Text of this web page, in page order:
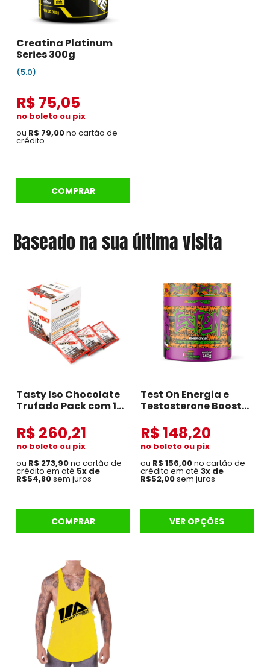
Creatina Platinum
Series 300g
(5.0)
R$ 75,05
no boleto ou pix
ou R$ 79,00no cartão de
crédito
COMPRAR
Baseado na sua última visita
Tasty Iso Chocolate
Trufado Pack com 12
R$ 260,21
no boleto ou pix
ou R$ 273,90no cartão de
crédito em até 5x de
R$54,80sem juros
COMPRAR
Test On Energia e
Testosterone Booster
R$ 148,20
no boleto ou pix
ou R$ 156,00no cartão de
crédito em até3x de
R$52,00sem juros
VER OPÇÕES